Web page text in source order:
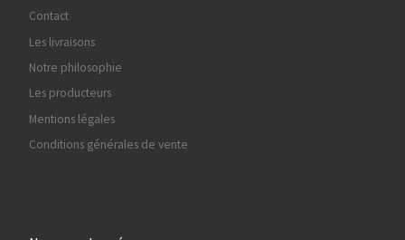
Contact
Les livraisons
Notre philosophie
Les producteurs
Mentions légales
Conditions générales de vente